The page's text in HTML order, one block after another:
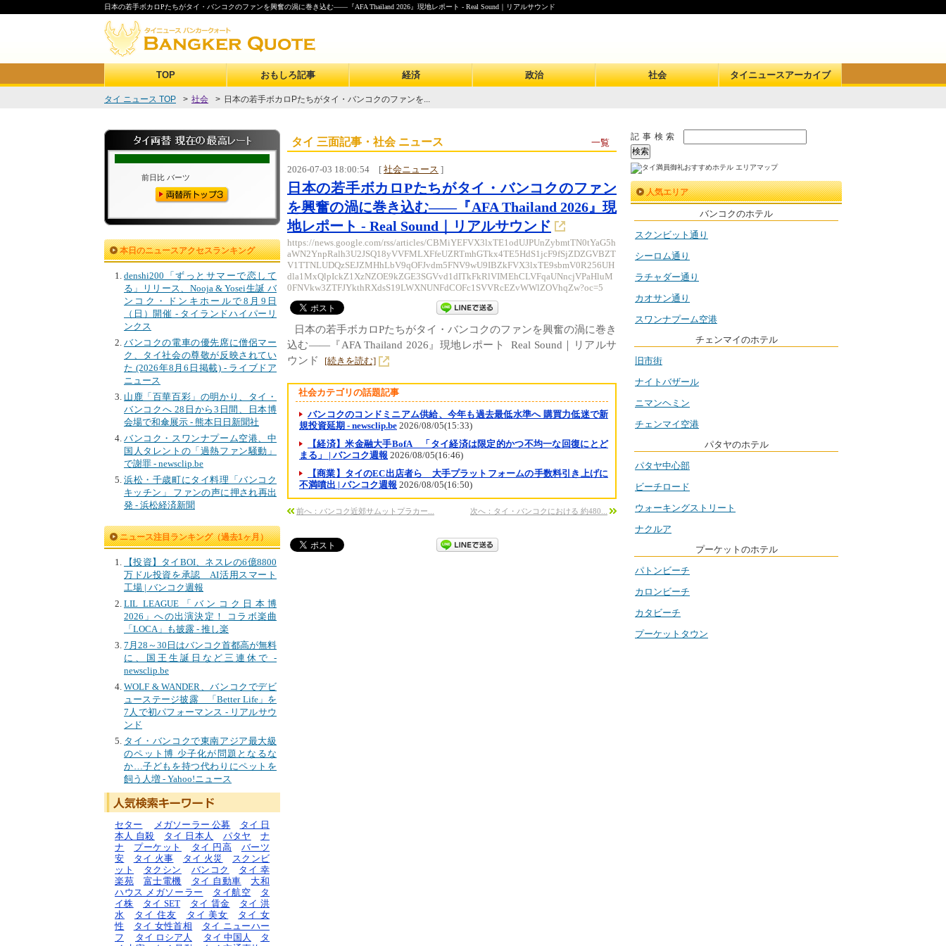
日本の若手ボカロPたちがタイ・バンコクのファンを興奮の渦に巻き込む——『AFA Thailand 2026』現地レポート - Real Sound｜リアルサウンド
TOP おもしろ記事 経済 政治 社会 タイニュースアーカイブ
タイ ニュース TOP > 社会 > 日本の若手ボカロPたちがタイ・バンコクのファンを...
本日のニュースアクセスランキング
denshi200「ずっとサマーで恋して
る」リリース、Nooja & Yosei生誕 バ
ンコク・ドンキホールで8月9日
（日）開催 - タイランドハイパーリ
ンクス
バンコクの電車の優先席に僧侶マー
ク、タイ社会の尊敬が反映されてい
た (2026年8月6日掲載) - ライブドア
ニュース
山鹿「百華百彩」の明かり、タイ・
バンコクへ 28日から3日間、日本博
会場で和傘展示 - 熊本日日新聞社
バンコク・スワンナプーム空港、中
国人タレントの「過熱ファン騒動」
で謝罪 - newsclip.be
浜松・千歳町にタイ料理「バンコク
キッチン」 ファンの声に押され再出
発 - 浜松経済新聞
ニュース注目ランキング（過去1ヶ月）
【投資】タイBOI、ネスレの6億8800
万ドル投資を承認 AI活用スマート
工場 | バンコク週報
LIL LEAGUE「バンコク日本博
2026」への出演決定！ コラボ楽曲
「LOCA」も披露 - 推し楽
7月28～30日はバンコク首都高が無料
に、国王生誕日など三連休で -
newsclip.be
WOLF & WANDER、バンコクでデビ
ューステージ披露 「Better Life」を
7人で初パフォーマンス - リアルサウ
ンド
タイ・バンコクで東南アジア最大級
のペット博 少子化が問題となるな
か…子どもを持つ代わりにペットを
飼う人増 - Yahoo!ニュース
セター メガソーラー 公募
タイ 日
本人 自殺
タイ 日本人 パタヤ
ナ
ナ
プーケット タイ 円高
バーツ
安
タイ 火事 タイ 火災
スクンビ
ット
タクシン バンコク
タイ 幸
楽苑
富士電機 タイ 自動車
大和
ハウス メガソーラー
タイ航空
タ
イ株
タイ SET タイ 賃金
タイ 洪
水
タイ 住友 タイ 美女
タイ 女
性
タイ 女性首相
タイ ニューハー
フ
タイ ロシア人 タイ 中国人
タ
タイ 三面記事・社会 ニュース 一覧
2026-07-03 18:00:54 [ 社会ニュース ]
日本の若手ボカロPたちがタイ・バンコクのファン
を興奮の渦に巻き込む——『AFA Thailand 2026』現
地レポート - Real Sound｜リアルサウンド
https://news.google.com/rss/articles/CBMiYEFVX3lxTE1odUJPUnZybmtTN0tYaG5h
aWN2YnpRalh3U2JSQ18yVVFMLXFfeUZRTmhGTkx4TE5HdS1jcF9fSjZDZGVBZT
V1TTNLUDQzSEJZMHhLbV9qOFJvdm5FNV9wU9IBZkFVX3lxTE9sbmV0R256UH
dla1MxQlpIckZ1XzNZOE9kZGE3SGVvd1dITkFkRlVIMEhCLVFqaUNncjVPaHluM
0FNVkw3ZTFJYkthRXdsS19LWXNUNFdCOFc1SVVRcEZvWWlZOVhqZw?oc=5
日本の若手ボカロPたちがタイ・バンコクのファンを興奮の渦に巻き
込む——『AFA Thailand 2026』現地レポート Real Sound｜リアルサ
ウンド [続きを読む]
社会カテゴリの話題記事
バンコクのコンドミニアム供給、今年も過去最低水準へ 購買力低迷で新
規投資延期 - newsclip.be 2026/08/05(15:33)
【経済】米金融大手BofA 「タイ経済は限定的かつ不均一な回復にとど
まる」 | バンコク週報 2026/08/05(16:46)
【商業】タイのEC出店者ら 大手プラットフォームの手数料引き上げに
不満噴出 | バンコク週報 2026/08/05(16:50)
前へ：バンコク近郊サムットプラカー... 次へ：タイ・バンコクにおける 約480...
記事検索